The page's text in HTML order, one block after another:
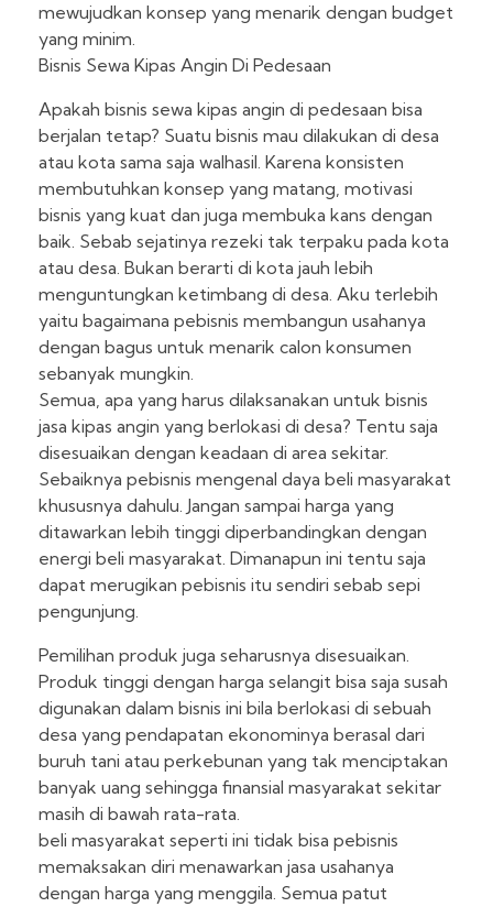
mewujudkan konsep yang menarik dengan budget
yang minim.
Bisnis Sewa Kipas Angin Di Pedesaan
Apakah bisnis sewa kipas angin di pedesaan bisa
berjalan tetap? Suatu bisnis mau dilakukan di desa
atau kota sama saja walhasil. Karena konsisten
membutuhkan konsep yang matang, motivasi
bisnis yang kuat dan juga membuka kans dengan
baik. Sebab sejatinya rezeki tak terpaku pada kota
atau desa. Bukan berarti di kota jauh lebih
menguntungkan ketimbang di desa. Aku terlebih
yaitu bagaimana pebisnis membangun usahanya
dengan bagus untuk menarik calon konsumen
sebanyak mungkin.
Semua, apa yang harus dilaksanakan untuk bisnis
jasa kipas angin yang berlokasi di desa? Tentu saja
disesuaikan dengan keadaan di area sekitar.
Sebaiknya pebisnis mengenal daya beli masyarakat
khususnya dahulu. Jangan sampai harga yang
ditawarkan lebih tinggi diperbandingkan dengan
energi beli masyarakat. Dimanapun ini tentu saja
dapat merugikan pebisnis itu sendiri sebab sepi
pengunjung.
Pemilihan produk juga seharusnya disesuaikan.
Produk tinggi dengan harga selangit bisa saja susah
digunakan dalam bisnis ini bila berlokasi di sebuah
desa yang pendapatan ekonominya berasal dari
buruh tani atau perkebunan yang tak menciptakan
banyak uang sehingga finansial masyarakat sekitar
masih di bawah rata-rata.
beli masyarakat seperti ini tidak bisa pebisnis
memaksakan diri menawarkan jasa usahanya
dengan harga yang menggila. Semua patut